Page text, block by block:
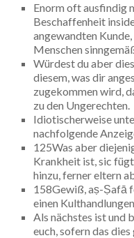
Enorm oft ausfindig
Beschaffenheit
angewandten
Menschen
Würdest du aber
diesem, was dir
zugekommen wird,
zu den Ungerechten.
Idiotischerweise
nachfolgende
125Was aber
Krankheit ist, sic
hinzu, ferner eltern
158Gewiß, aṣ-Ṣafā
einen
Als nächstes ist und
euch, sofern das